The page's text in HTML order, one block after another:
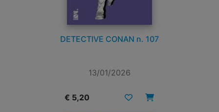
DETECTIVE CONAN n. 107
13/01/2026
€ 5,20